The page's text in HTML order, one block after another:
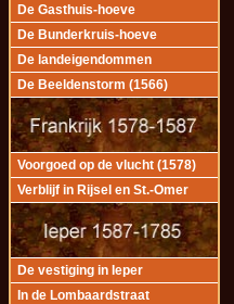
De Gasthuis-hoeve
De Bunderkruis-hoeve
De landeigendommen
De Beeldenstorm (1566)
Voorgoed op de vlucht (1578)
Verblijf in Rijsel en St.-Omer
De vestiging in Ieper
In de Lombaardstraat